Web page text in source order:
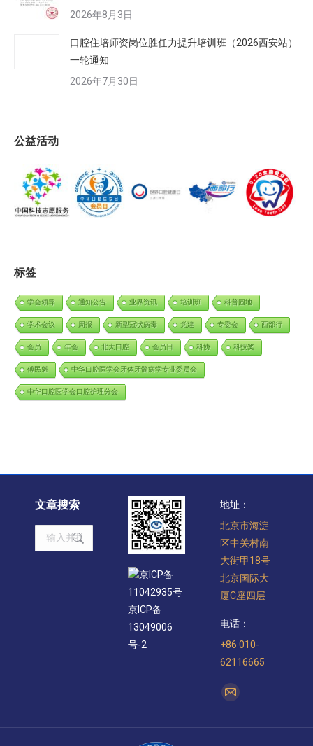
2026年8月3日
口腔住培师资岗位胜任力提升培训班（2026西安站）
一轮通知
2026年7月30日
公益活动
标签
学会领导 通知公告 业界资讯 培训班 科普园地
学术会议 周报 新型冠状病毒 党建 专委会 西部行
会员 年会 北大口腔 会员日 科协 科技奖
傅民魁 中华口腔医学会牙体牙髓病学专业委员会
中华口腔医学会口腔护理分会
文章搜索
Search:
京ICP备
11042935号
京ICP备
13049006
号-2
地址：
北京市海淀
区中关村南
大街甲18号
北京国际大
厦C座四层
电话：
+86 010-
62116665
找到我们：
Mail